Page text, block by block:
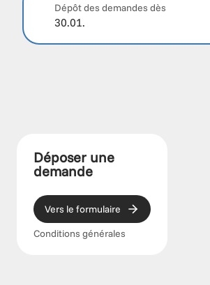
Dépôt des demandes dès
30.01.
Déposer une
demande
Vers le formulaire
Conditions générales